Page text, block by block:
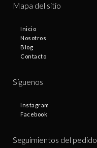
Mapa del sitio
Inicio
Nosotros
Blog
Contacto
Síguenos
Instagram
Facebook
Seguimientos del pedido